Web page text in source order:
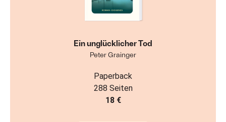
Ein unglücklicher Tod
Peter Grainger
Paperback
288 Seiten
18 €